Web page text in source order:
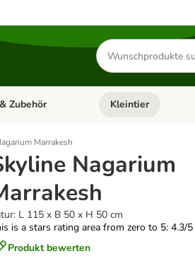
Produkte
suchen
öffnen: Katzenfutter & Zubehör
Zubehör Kategorie-Menü
Kleintier
Marrakesh
Nagarium
L 115 x B 50 x H 50 cm
is a stars rating area from zero to 5: 4.3/5
Produkt bewerten